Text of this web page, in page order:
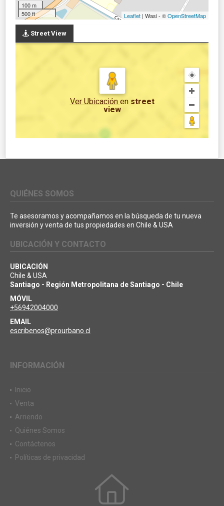
100 m
500 ft
Leaflet | Wasi - ©OpenStreetMap
Street View
Ver Ubicación en street
view
QUIÉNES SOMOS
Te asesoramos y acompañamos en la búsqueda de tu nueva
inversión y venta de tus propiedades en Chile & USA
UBICACIÓN Y CONTACTO
UBICACIÓN
Chile & USA
Santiago - Región Metropolitana de Santiago - Chile
MÓVIL
+56942004000
EMAIL
escribenos@prourbano.cl
INFORMACIÓN
Inicio
Venta
Arriendo
Quiénes Somos
Contáctenos
Políticas de privacidad